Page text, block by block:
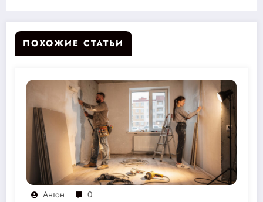
ПОХОЖИЕ СТАТЬИ
Антон 0